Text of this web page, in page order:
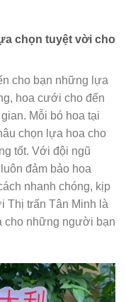
chọn tuyệt vời cho
cho bạn những lựa
hoa cưới cho đến
Mỗi bó hoa tại
chọn lựa hoa cho
tốt. Với đội ngũ
đảm bảo hoa
nhanh chóng, kịp
Thị trấn Tân Minh là
cho những người bạn